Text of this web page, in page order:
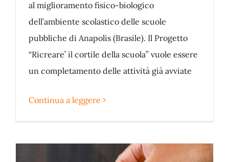
al miglioramento fisico-biologico
dell’ambiente scolastico delle scuole
pubbliche di Anapolis (Brasile). Il Progetto
“Ricreare’ il cortile della scuola” vuole essere
un completamento delle attività già avviate
Continua a leggere